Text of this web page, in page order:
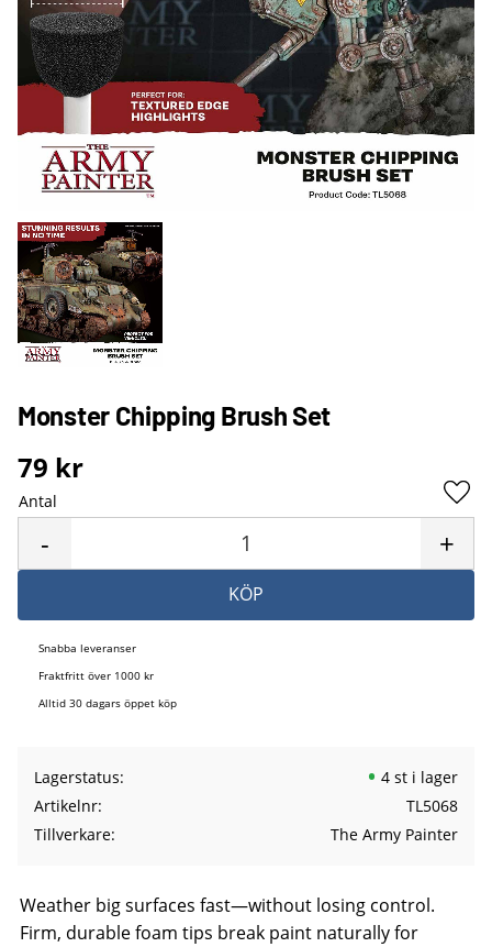
Monster Chipping Brush Set
79 kr
Antal
+
-
KÖP
Snabba leveranser
Fraktfritt över 1000 kr
Alltid 30 dagars öppet köp
Lagerstatus
4 st i lager
Artikelnr
TL5068
Tillverkare
The Army Painter
Weather big surfaces fast—without losing control.
Firm, durable foam tips break paint naturally for